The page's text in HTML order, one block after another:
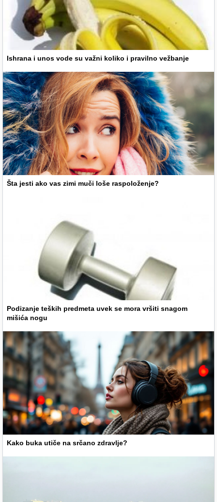
Ishrana i unos vode su važni koliko i pravilno vežbanje
Šta jesti ako vas zimi muči loše raspoloženje?
Podizanje teških predmeta uvek se mora vršiti snagom
mišića nogu
Kako buka utiče na srčano zdravlje?